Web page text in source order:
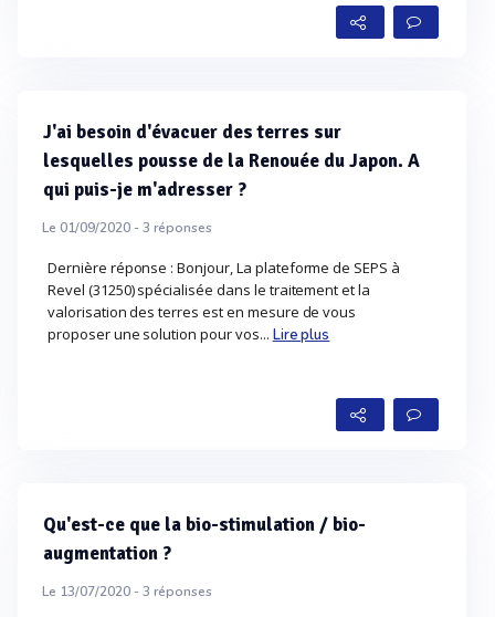
J'ai besoin d'évacuer des terres sur
lesquelles pousse de la Renouée du Japon. A
qui puis-je m'adresser ?
Le 01/09/2020 -3 réponses
Dernière réponse : Bonjour, La plateforme de SEPS à
Revel (31250) spécialisée dans le traitement et la
valorisation des terres est en mesure de vous
proposer une solution pour vos... Lire plus
Qu'est-ce que la bio-stimulation / bio-
augmentation ?
Le 13/07/2020 -3 réponses